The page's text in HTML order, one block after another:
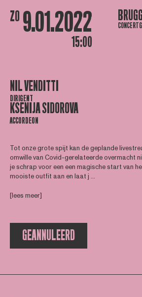
ZO 9.01.2022
15:00
NIL VENDITTI
DIRIGENT
KSENIJA SIDOROVA
ACCORDEON
Tot onze grote spijt kan de geplande
omwille van Covid-gerelateerde overmacht
je schrap voor een een magische start van
mooiste outfit aan en laat j ...
[lees meer]
GEANNULEERD